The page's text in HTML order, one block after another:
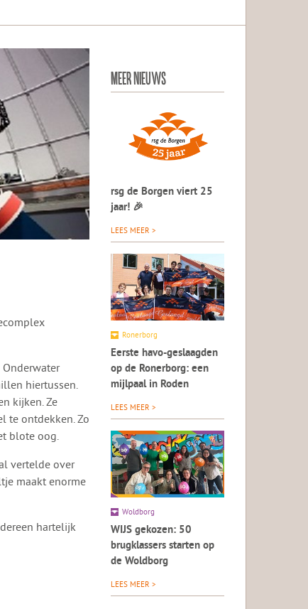
hiertussen.
kijken. Ze
te ontdekken. Zo
blote oog.
vertelde over
maakt enorme
hartelijk
MEER NIEUWS
rsg de Borgen viert 25
jaar! 🎉
LEES MEER >
Ronerborg
Eerste havo-geslaagden
op de Ronerborg: een
mijlpaal in Roden
LEES MEER >
Woldborg
WIJS gekozen: 50
brugklassers starten op
de Woldborg
LEES MEER >